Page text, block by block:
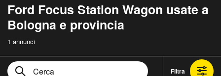
Ford Focus Station Wagon usate a
Bologna e provincia
1 annunci
Filtra